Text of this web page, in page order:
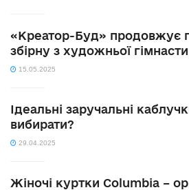
«Креатор-Буд» продовжує
збірну з художньої
15.05.2025
Ідеальні заручальні
вибирати?
29.04.2025
Жіночі куртки Columbia –